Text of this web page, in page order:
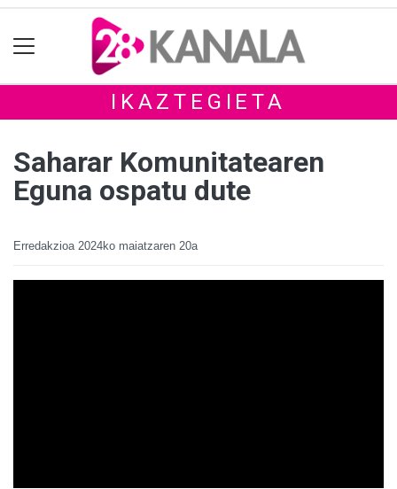
IKAZTEGIETA
Saharar Komunitatearen
Eguna ospatu dute
Erredakzioa 2024ko maiatzaren 20a